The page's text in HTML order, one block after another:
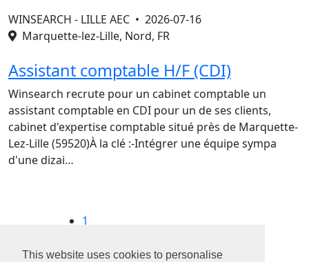
This website uses cookies to personalise
WINSEARCH - LILLE AEC • 2026-07-16
Marquette-lez-Lille, Nord, FR
Assistant comptable H/F (CDI)
Winsearch recrute pour un cabinet comptable un
assistant comptable en CDI pour un de ses clients,
cabinet d'expertise comptable situé près de Marquette-
Lez-Lille (59520)À la clé :-Intégrer une équipe sympa
d'une dizai…
1
3